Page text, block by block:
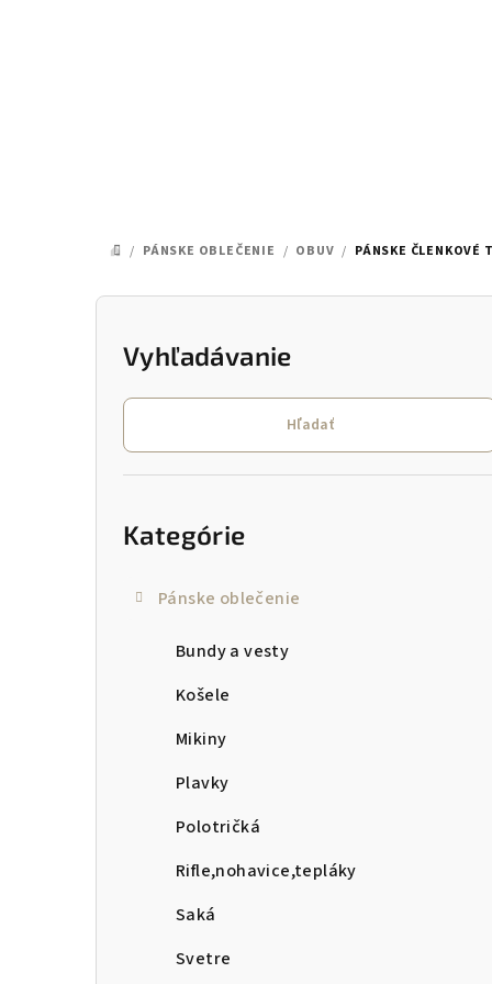
DOMOV
/ PÁNSKE OBLEČENIE / OBUV / PÁNSKE ČLENKOVÉ
B
Vyhľadávanie
Hľadať
Kategórie
Pánske oblečenie
Bundy a vesty
Košele
Mikiny
Plavky
Polotričká
Rifle,nohavice,tepláky
Saká
Svetre